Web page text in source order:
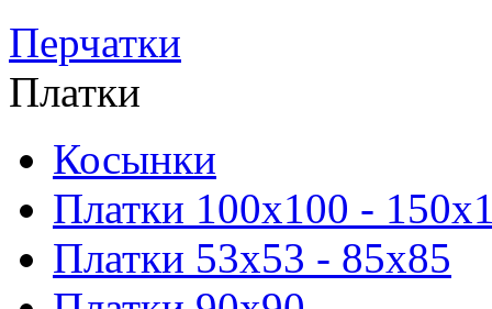
Перчатки
Платки
Косынки
Платки 100х100 -
Платки 53х53 - 85х85